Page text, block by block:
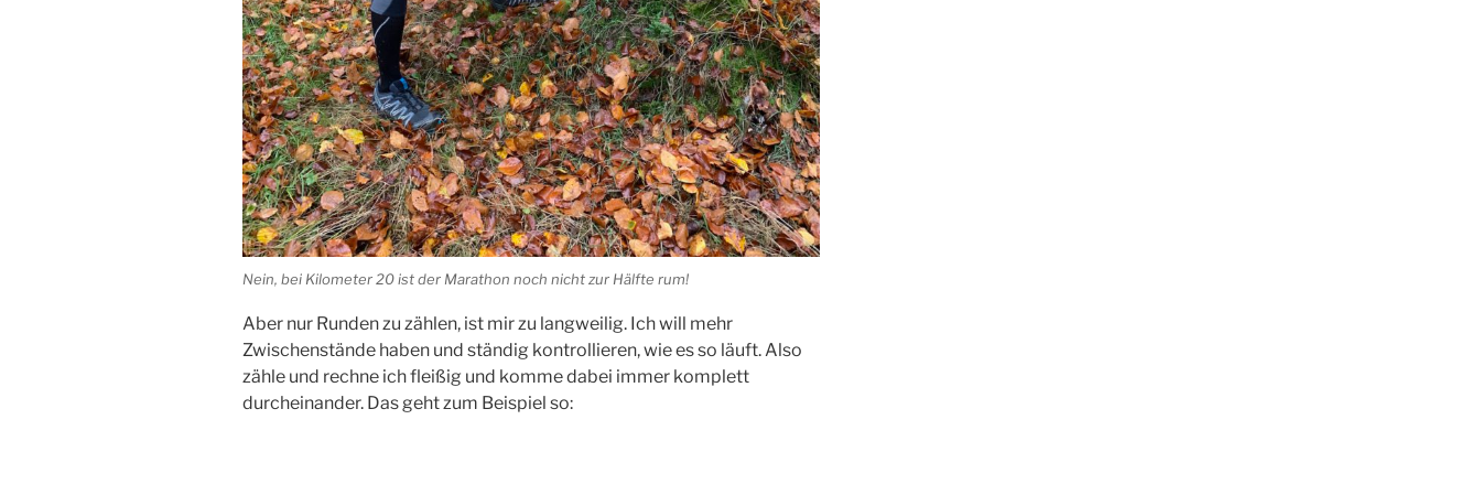
Nein, bei Kilometer 20 ist der Marathon noch nicht zur Hälfte rum!
Aber nur Runden zu zählen, ist mir zu langweilig. Ich will mehr
Zwischenstände haben und ständig kontrollieren, wie es so läuft. Also
zähle und rechne ich fleißig und komme dabei immer komplett
durcheinander. Das geht zum Beispiel so: